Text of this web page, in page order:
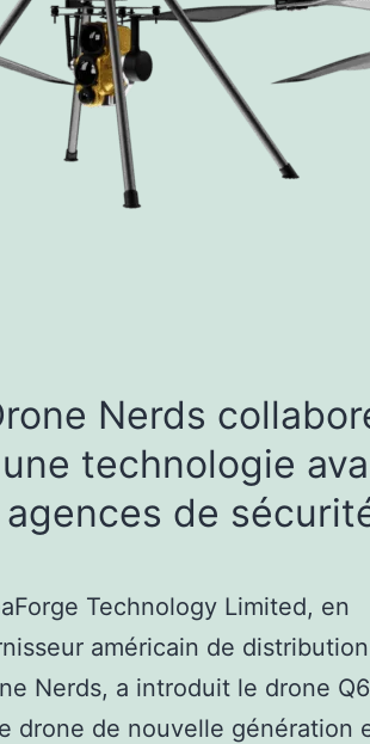
Nerds
technologie
de
Technology Limited, en
américain de
Nerds, a introduit le drone
drone de nouvelle génération